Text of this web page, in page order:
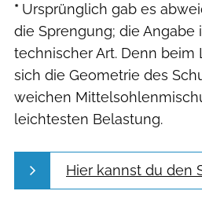
* Ursprünglich gab es
die Sprengung; die Angabe
technischer Art. Denn beim
sich die Geometrie des
weichen
leichtesten Belastung.
Hier kannst du den